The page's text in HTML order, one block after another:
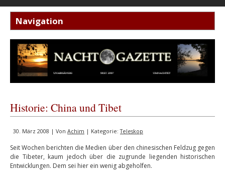
Historie: China und Tibet
30. März 2008 | Von Achim | Kategorie:Teleskop
Seit Wochen berichten die Medien über den chinesischen Feldzug gegen
die Tibeter, kaum jedoch über die zugrunde liegenden historischen
Entwicklungen. Dem sei hier ein wenig abgeholfen.